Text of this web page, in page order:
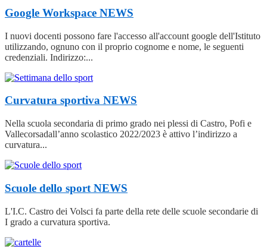
Google Workspace NEWS
I nuovi docenti possono fare l'accesso all'account google dell'Istituto
utilizzando, ognuno con il proprio cognome e nome, le seguenti
credenziali. Indirizzo:...
Curvatura sportiva NEWS
Nella scuola secondaria di primo grado nei plessi di Castro, Pofi e
Vallecorsadall’anno scolastico 2022/2023 è attivo l’indirizzo a
curvatura...
Scuole dello sport NEWS
L'I.C. Castro dei Volsci fa parte della rete delle scuole secondarie di
I grado a curvatura sportiva.